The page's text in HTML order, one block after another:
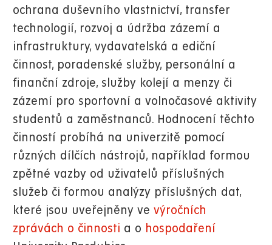
ochrana duševního vlastnictví, transfer
technologií, rozvoj a údržba zázemí a
infrastruktury, vydavatelská a ediční
činnost, poradenské služby, personální a
finanční zdroje, služby kolejí a menzy či
zázemí pro sportovní a volnočasové aktivity
studentů a zaměstnanců. Hodnocení těchto
činností probíhá na univerzitě pomocí
různých dílčích nástrojů, například formou
zpětné vazby od uživatelů příslušných
služeb či formou analýzy příslušných dat,
které jsou uveřejněny ve výročních
zprávách o činnosti a o hospodaření